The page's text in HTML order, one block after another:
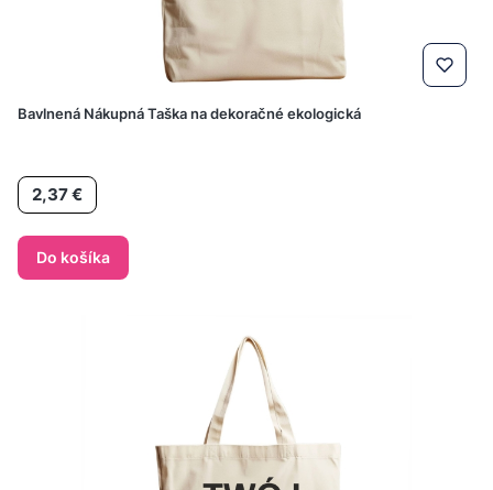
Bavlnená Nákupná Taška na dekoračné ekologická
Cena
2,37 €
Do košíka